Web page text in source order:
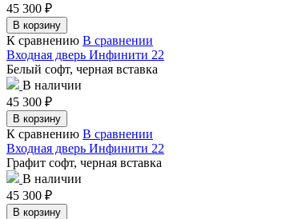
45 300 ₽
В корзину
К сравнению В сравнении
Входная дверь Инфинити 22
Белый софт, черная вставка
В наличии
45 300 ₽
В корзину
К сравнению В сравнении
Входная дверь Инфинити 22
Графит софт, черная вставка
В наличии
45 300 ₽
В корзину